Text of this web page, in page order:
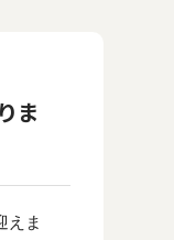
ま
えま